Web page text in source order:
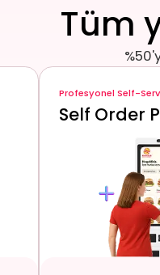
Tüm
Profesyonel Self-
Self Order